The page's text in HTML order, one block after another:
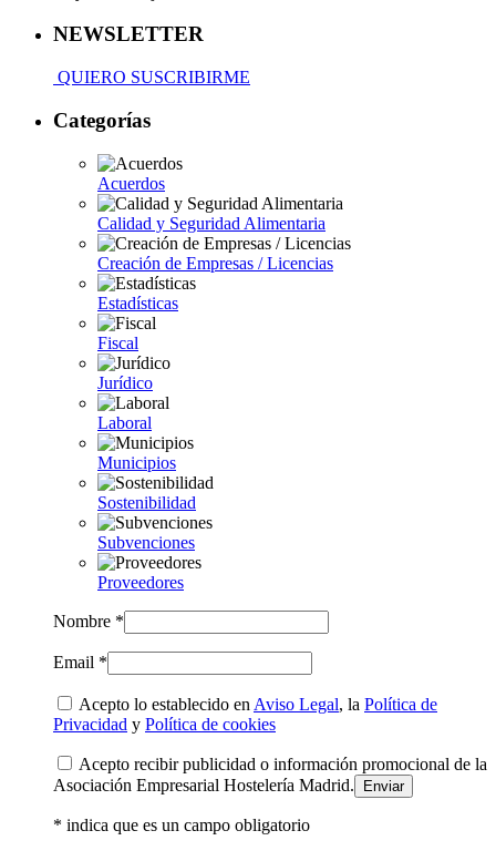
NEWSLETTER
QUIERO SUSCRIBIRME
Categorías
Acuerdos
Calidad y Seguridad Alimentaria
Creación de Empresas / Licencias
Estadísticas
Fiscal
Jurídico
Laboral
Municipios
Sostenibilidad
Subvenciones
Proveedores
Nombre *
Email *
Acepto lo establecido en Aviso Legal, la Política de
Privacidad y Política de cookies
Acepto recibir publicidad o información promocional de la
Asociación Empresarial Hostelería Madrid.
* indica que es un campo obligatorio